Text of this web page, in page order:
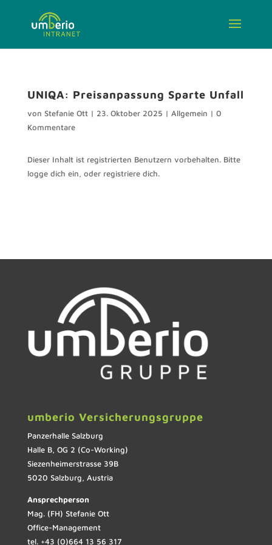
UNIQA: Preisanpassung Sparte Unfall
von Stefanie Ott| 23. Oktober 2025 | Allgemein | 0
Kommentare
Dieser Inhalt ist registrierten Benutzern vorbehalten. Bitte
logge dich ein, oder registriere dich.
umberio Versicherungsgruppe
Panzerhalle Salzburg
Halle B, OG 2 (Co-Working)
Siezenheimerstrasse 39B
5020 Salzburg, Austria
Ansprechperson
Mag. (FH) Stefanie Ott
Office-Management
tel. +43 (0)664 13 56 317